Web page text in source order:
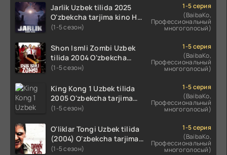
skachat
Jarlik Uzbek tilida 2025
O'zbekcha tarjima kino HD
skachat
(1-5 сезон)
1-5 серия
(BaibaKo,
Профессиональный
многоголосый)
Shon Ismli Zombi Uzbek
tilida 2004 O'zbekcha
tarjima kino HD skachat
(1-5 сезон)
1-5 серия
(BaibaKo,
Профессиональный
многоголосый)
King Kong 1 Uzbek tilida
2005 O'zbekcha tarjima
kino HD skachat
(1-5 сезон)
1-5 серия
(BaibaKo,
Профессиональный
многоголосый)
O'liklar Tongi Uzbek tilida
(2004) O'zbekcha tarjima
kino HD skachat
(1-5 сезон)
1-5 серия
(BaibaKo,
Профессиональный
многоголосый)